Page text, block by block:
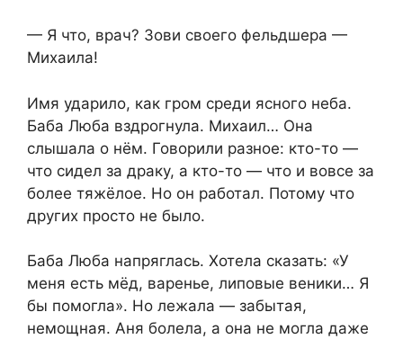
— Я что, врач? Зови своего фельдшера —
Михаила!
Имя ударило, как гром среди ясного неба.
Баба Люба вздрогнула. Михаил… Она
слышала о нём. Говорили разное: кто-то —
что сидел за драку, а кто-то — что и вовсе за
более тяжёлое. Но он работал. Потому что
других просто не было.
Баба Люба напряглась. Хотела сказать: «У
меня есть мёд, варенье, липовые веники… Я
бы помогла». Но лежала — забытая,
немощная. Аня болела, а она не могла даже